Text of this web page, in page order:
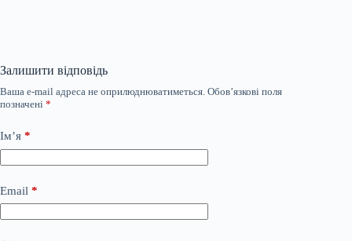
Залишити відповідь
Ваша e-mail адреса не оприлюднюватиметься. Обов’язкові поля
позначені *
Ім’я *
Email *